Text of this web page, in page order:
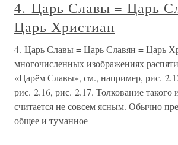
4. Царь Славы = Царь
Царь Христиан
4. Царь Славы = Царь Славян = Царь
многочисленных изображениях
«Царём Славы», см., например, рис.
рис. 2.16, рис. 2.17. Толкование такого
считается не совсем ясным. Обычно
общее и туманное